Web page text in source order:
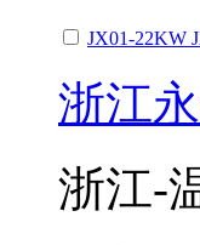
JX01-22KW
浙江
浙江-